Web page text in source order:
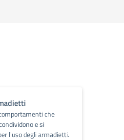
che
e si
l'uso degli armadietti.